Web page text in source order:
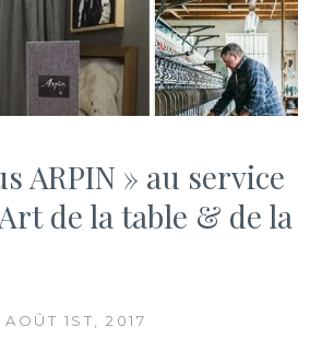
ARPIN » au service
de la table & de la
1ST, 2017